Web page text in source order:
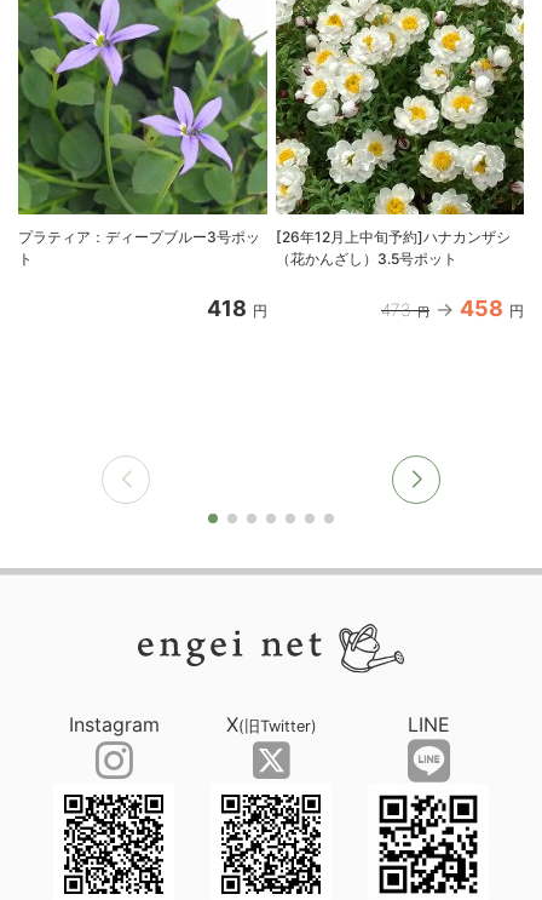
プラティア：ディープブルー3号ポッ
ト
418 円
[26年12月上中旬予約]ハナカンザシ
（花かんざし）3.5号ポット
473 円 458 円
Instagram X(旧Twitter) LINE